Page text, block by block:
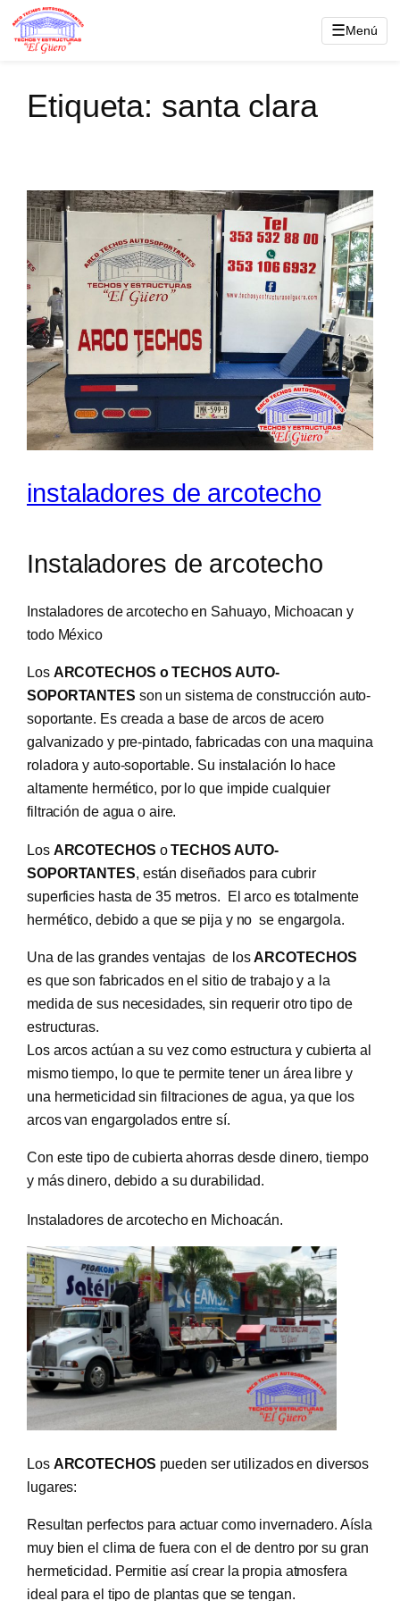
Saltar
☰Menú
Etiqueta: santa clara
instaladores de arcotecho
Instaladores de arcotecho
Instaladores de arcotecho en Sahuayo, Michoacan y
todo México
Los ARCOTECHOS o TECHOS AUTO-
SOPORTANTES son un sistema de construcción auto-
soportante. Es creada a base de arcos de acero
galvanizado y pre-pintado, fabricadas con una maquina
roladora y auto-soportable. Su instalación lo hace
altamente hermético, por lo que impide cualquier
filtración de agua o aire.
LosARCOTECHOS oTECHOS AUTO-
SOPORTANTES , están diseñados para cubrir
superficies hasta de 35 metros. El arco es totalmente
hermético, debido a que se pija y no se engargola.
Una de las grandes ventajas de losARCOTECHOS
es que son fabricados en el sitio de trabajo y a la
medida de sus necesidades, sin requerir otro tipo de
estructuras.
Los arcos actúan a su vez como estructura y cubierta al
mismo tiempo, lo que te permite tener un área libre y
una hermeticidad sin filtraciones de agua, ya que los
arcos van engargolados entre sí.
Con este tipo de cubierta ahorras desde dinero, tiempo
y más dinero, debido a su durabilidad.
Instaladores de arcotecho en Michoacán.
Los ARCOTECHOS pueden ser utilizados en diversos
lugares:
Resultan perfectos para actuar como invernadero. Aísla
muy bien el clima de fuera con el de dentro por su gran
hermeticidad. Permitie así crear la propia atmosfera
ideal para el tipo de plantas que se tengan.